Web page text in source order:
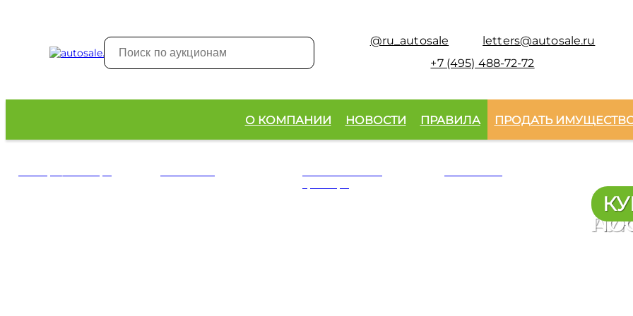
@ru_autosale
letters@autosale.ru
+7 (495) 488-72-72
О КОМПАНИИ НОВОСТИ ПРАВИЛА ПРОДАТЬ